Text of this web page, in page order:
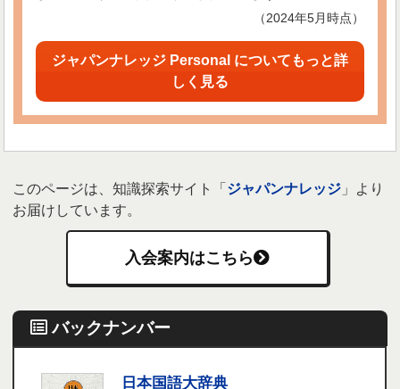
（2024年5月時点）
ジャパンナレッジ Personal についてもっと詳
しく見る
このページは、知識探索サイト「 ジャパンナレッジ 」より
お届けしています。
入会案内はこちら
バックナンバー
日本国語大辞典